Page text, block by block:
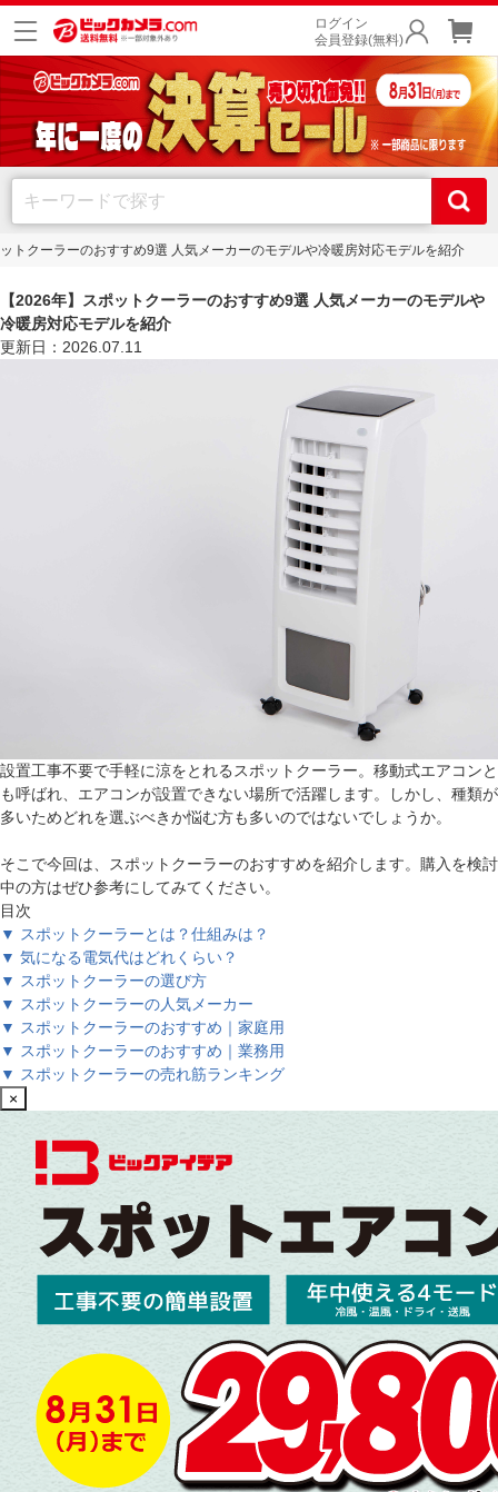
ログイン
会員登録(無料)
トクーラーのおすすめ9選 人気メーカーのモデルや冷暖房対応モデルを紹介
【2026年】スポットクーラーのおすすめ9選 人気メーカーのモデルや
冷暖房対応モデルを紹介
更新日：2026.07.11
設置工事不要で手軽に涼をとれるスポットクーラー。移動式エアコンと
も呼ばれ、エアコンが設置できない場所で活躍します。しかし、種類が
多いためどれを選ぶべきか悩む方も多いのではないでしょうか。
そこで今回は、スポットクーラーのおすすめを紹介します。購入を検討
中の方はぜひ参考にしてみてください。
目次
▼ スポットクーラーとは？仕組みは？
▼ 気になる電気代はどれくらい？
▼ スポットクーラーの選び方
▼ スポットクーラーの人気メーカー
▼ スポットクーラーのおすすめ｜家庭用
▼ スポットクーラーのおすすめ｜業務用
▼ スポットクーラーの売れ筋ランキング
×